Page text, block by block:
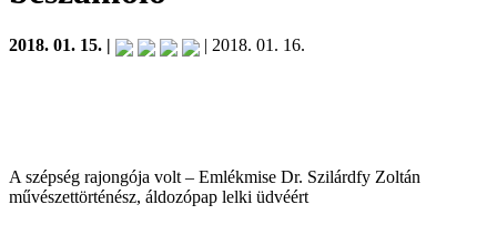
2018. 01. 15. | | 2018. 01. 16.
A szépség rajongója volt – Emlékmise Dr. Szilárdfy Zoltán
művészettörténész, áldozópap lelki üdvéért